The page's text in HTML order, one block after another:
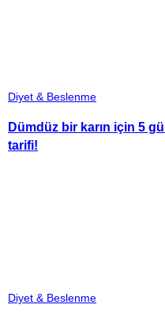
Diyet & Beslenme
Dümdüz bir karın için 5
tarifi!
Diyet & Beslenme